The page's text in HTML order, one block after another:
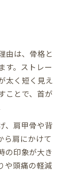
由は、骨格と
す。ストレー
太く短く見え
ことで、首が
、肩甲骨や背
ら肩にかけて
の印象が大き
や頭痛の軽減